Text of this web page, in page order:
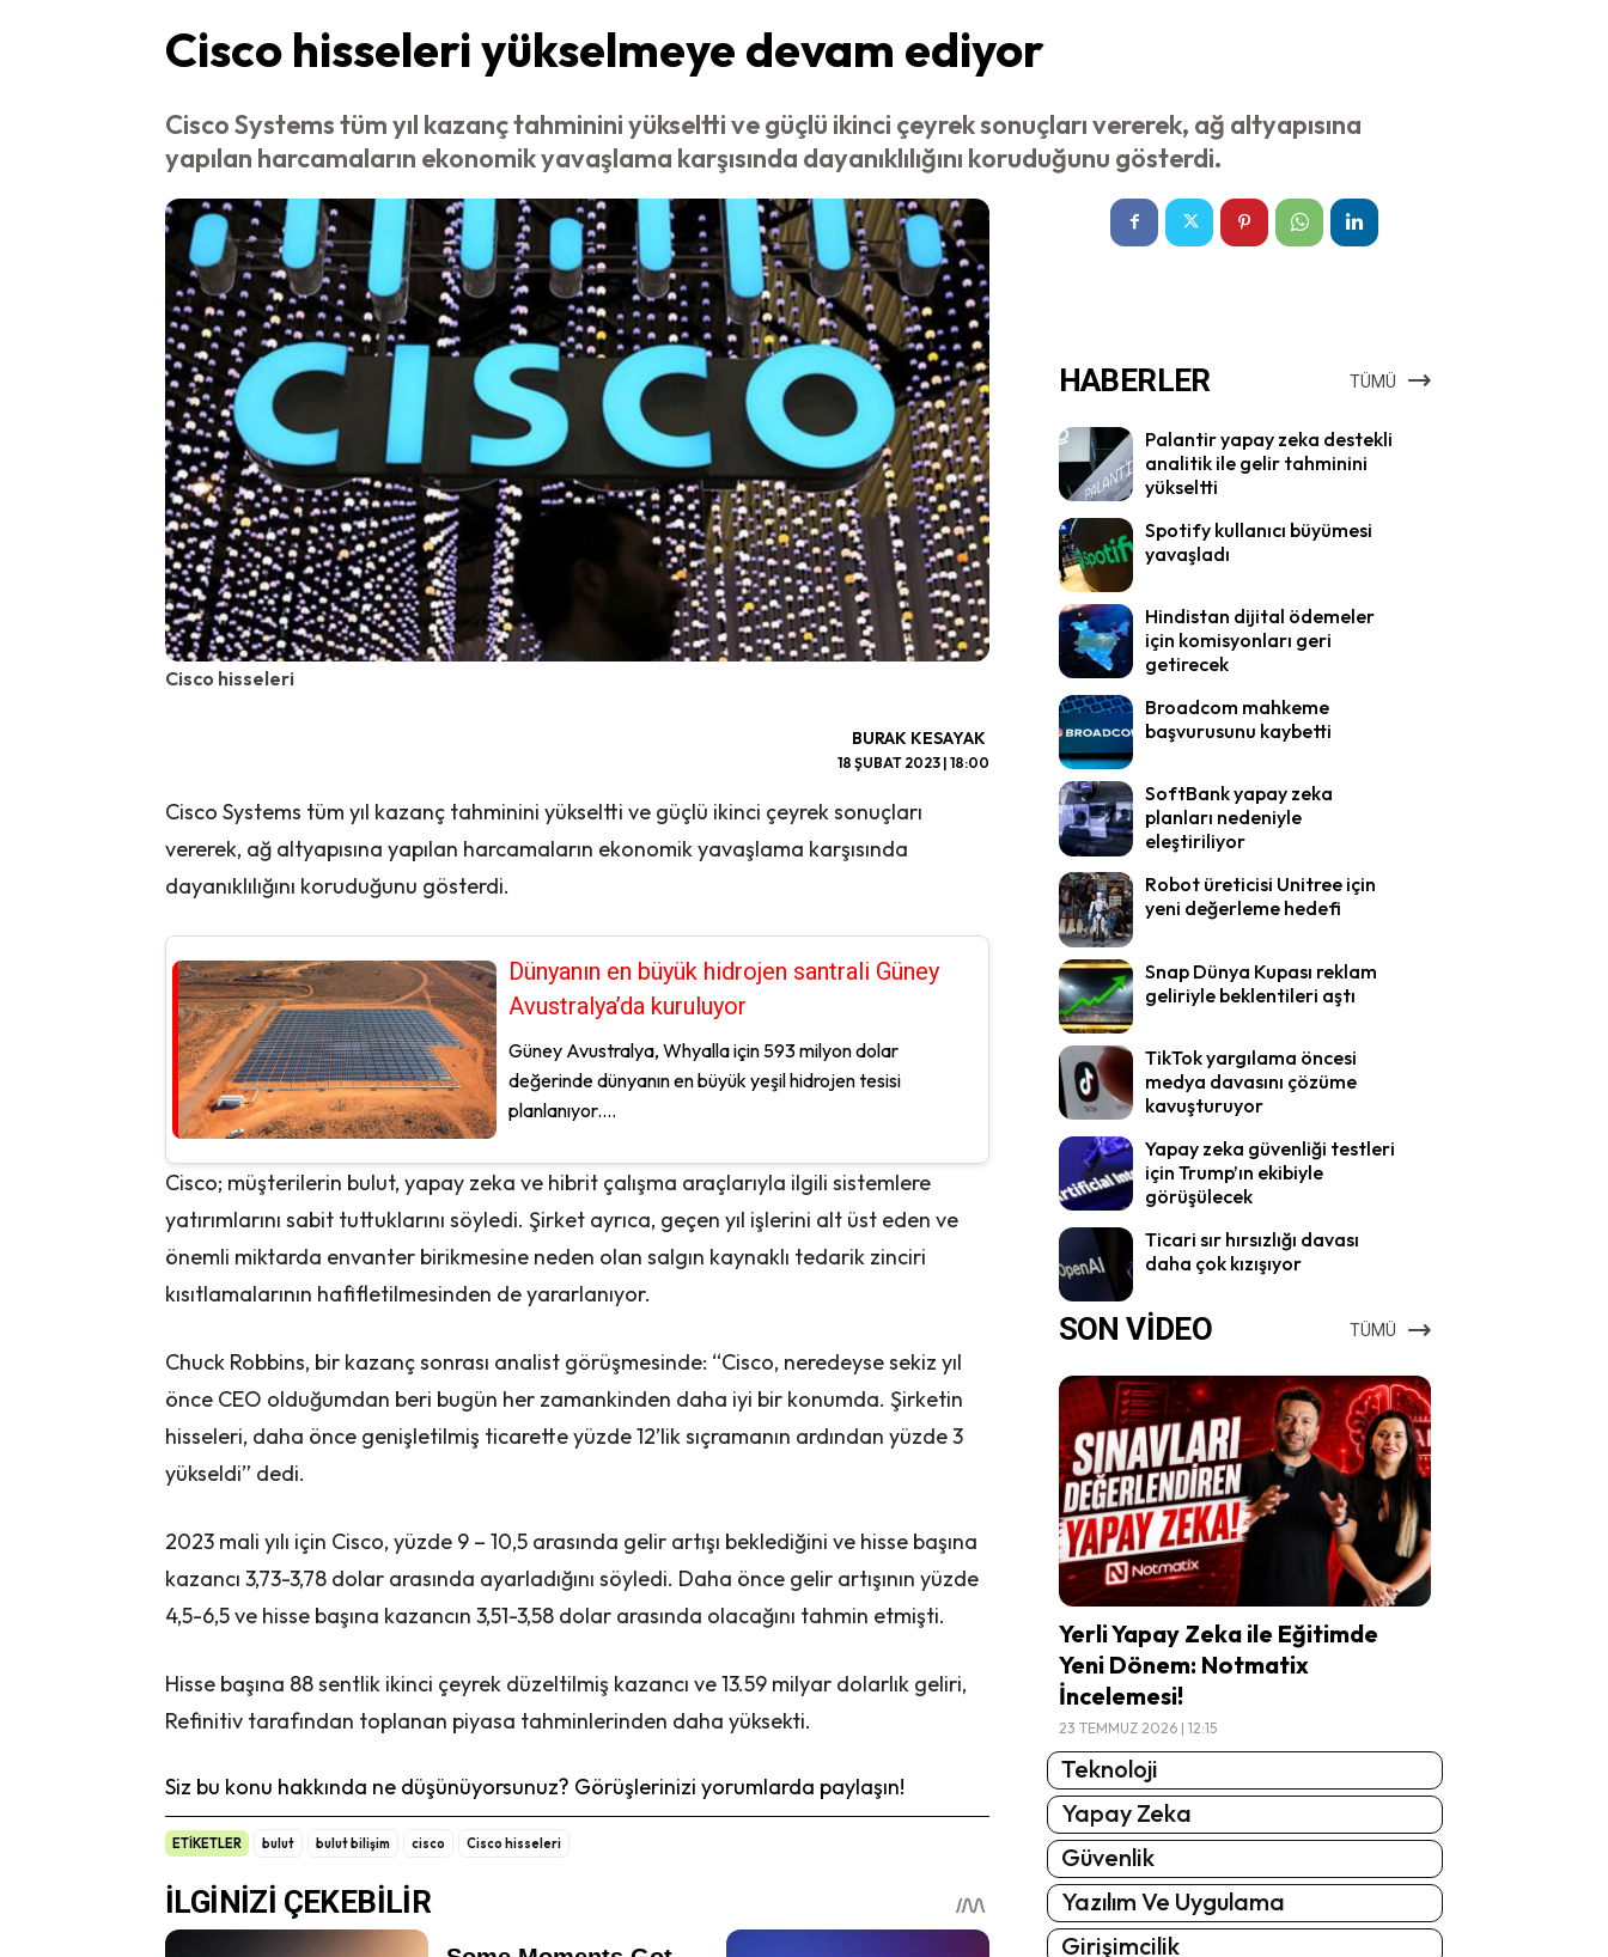
Cisco hisseleri yükselmeye devam ediyor
Cisco Systems tüm yıl kazanç tahminini yükseltti ve güçlü ikinci çeyrek sonuçları vererek, ağ altyapısına
yapılan harcamaların ekonomik yavaşlama karşısında dayanıklılığını koruduğunu gösterdi.
Cisco hisseleri
BURAK KESAYAK
18 ŞUBAT 2023 | 18:00
Cisco Systems tüm yıl kazanç tahminini yükseltti ve güçlü ikinci çeyrek sonuçları
vererek, ağ altyapısına yapılan harcamaların ekonomik yavaşlama karşısında
dayanıklılığını koruduğunu gösterdi.
Dünyanın en büyük hidrojen santrali Güney
Avustralya’da kuruluyor
Güney Avustralya, Whyalla için 593 milyon dolar
değerinde dünyanın en büyük yeşil hidrojen tesisi
planlanıyor....
Cisco; müşterilerin bulut, yapay zeka ve hibrit çalışma araçlarıyla ilgili sistemlere
yatırımlarını sabit tuttuklarını söyledi. Şirket ayrıca, geçen yıl işlerini alt üst eden ve
önemli miktarda envanter birikmesine neden olan salgın kaynaklı tedarik zinciri
kısıtlamalarının hafifletilmesinden de yararlanıyor.
Chuck Robbins, bir kazanç sonrası analist görüşmesinde: “Cisco, neredeyse sekiz yıl
önce CEO olduğumdan beri bugün her zamankinden daha iyi bir konumda. Şirketin
hisseleri, daha önce genişletilmiş ticarette yüzde 12’lik sıçramanın ardından yüzde 3
yükseldi” dedi.
2023 mali yılı için Cisco, yüzde 9 – 10,5 arasında gelir artışı beklediğini ve hisse başına
kazancı 3,73-3,78 dolar arasında ayarladığını söyledi. Daha önce gelir artışının yüzde
4,5-6,5 ve hisse başına kazancın 3,51-3,58 dolar arasında olacağını tahmin etmişti.
Hisse başına 88 sentlik ikinci çeyrek düzeltilmiş kazancı ve 13.59 milyar dolarlık geliri,
Refinitiv tarafından toplanan piyasa tahminlerinden daha yüksekti.
Siz bu konu hakkında ne düşünüyorsunuz? Görüşlerinizi yorumlarda paylaşın!
ETİKETLER bulut bulut bilişim cisco Cisco hisseleri
HABERLER TÜMÜ
Palantir yapay zeka destekli
analitik ile gelir tahminini
yükseltti
Spotify kullanıcı büyümesi
yavaşladı
Hindistan dijital ödemeler
için komisyonları geri
getirecek
Broadcom mahkeme
başvurusunu kaybetti
SoftBank yapay zeka
planları nedeniyle
eleştiriliyor
Robot üreticisi Unitree için
yeni değerleme hedefi
Snap Dünya Kupası reklam
geliriyle beklentileri aştı
TikTok yargılama öncesi
medya davasını çözüme
kavuşturuyor
Yapay zeka güvenliği testleri
için Trump’ın ekibiyle
görüşülecek
Ticari sır hırsızlığı davası
daha çok kızışıyor
SON VİDEO TÜMÜ
Yerli Yapay Zeka ile Eğitimde
Yeni Dönem: Notmatix
İncelemesi!
23 TEMMUZ 2026 | 12:15
Teknoloji
Yapay Zeka
Güvenlik
Yazılım Ve Uygulama
Girişimcilik